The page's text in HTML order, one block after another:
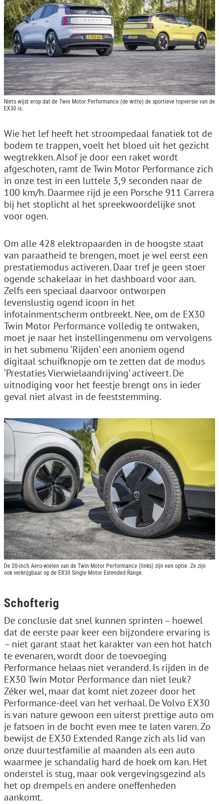
Niets wijst erop dat de Twin Motor Performance (de witte) de sportieve topversie van de
EX30 is.
Wie het lef heeft het stroompedaal fanatiek tot de
bodem te trappen, voelt het bloed uit het gezicht
wegtrekken. Alsof je door een raket wordt
afgeschoten, ramt de Twin Motor Performance zich
in onze test in een luttele 3,9 seconden naar de
100 km/h. Daarmee rijd je een Porsche 911 Carrera
bij het stoplicht al het spreekwoordelijke snot
voor ogen.
Om alle 428 elektropaarden in de hoogste staat
van paraatheid te brengen, moet je wel eerst een
prestatiemodus activeren. Daar tref je geen stoer
ogende schakelaar in het dashboard voor aan.
Zelfs een speciaal daarvoor ontworpen
levenslustig ogend icoon in het
infotainmentscherm ontbreekt. Nee, om de EX30
Twin Motor Performance volledig te ontwaken,
moet je naar het instellingenmenu om vervolgens
in het submenu ‘Rijden’ een anoniem ogend
digitaal schuifknopje om te zetten dat de modus
‘Prestaties Vierwielaandrijving’ activeert. De
uitnodiging voor het feestje brengt ons in ieder
geval niet alvast in de feeststemming.
De 20-inch Aero-wielen van de Twin Motor Performance (links) zijn een optie. Ze zijn
ook verkrijgbaar op de EX30 Single Motor Extended Range.
Schofterig
De conclusie dat snel kunnen sprinten – hoewel
dat de eerste paar keer een bijzondere ervaring is
– niet garant staat het karakter van een hot hatch
te evenaren, wordt door de toevoeging
Performance helaas niet veranderd. Is rijden in de
EX30 Twin Motor Performance dan niet leuk?
Zéker wel, maar dat komt niet zozeer door het
Performance-deel van het verhaal. De Volvo EX30
is van nature gewoon een uiterst prettige auto om
je fatsoen in de bocht even mee te laten varen. Zo
bewijst de EX30 Extended Range zich als lid van
onze duurtestfamilie al maanden als een auto
waarmee je schandalig hard de hoek om kan. Het
onderstel is stug, maar ook vergevingsgezind als
het op drempels en andere oneffenheden
aankomt.